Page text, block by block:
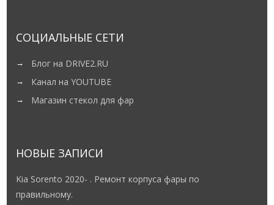
СОЦИАЛЬНЫЕ СЕТИ
Блог на DRIVE2.RU
Канал на YOUTUBE
Магазин стекол для фар
НОВЫЕ ЗАПИСИ
Kia Sorento 2020- . Ремонт корпуса фары по
правильному.